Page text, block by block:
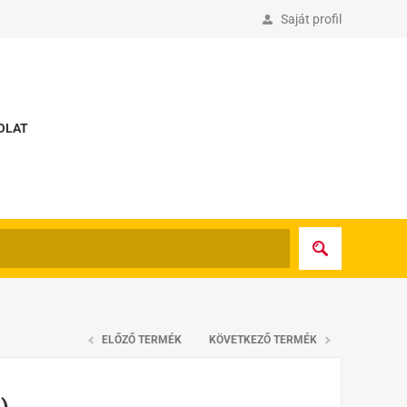
Saját profil
ELŐZŐ TERMÉK KÖVETKEZŐ TERMÉK